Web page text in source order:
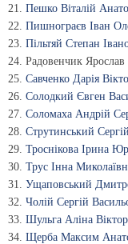
21. Пешко Віталій
22. Пишнограєв Іван
23. Пільтяй Степан
24. Радовенчик
25. Савченко Дарія
26. Солодкий Євген
27. Соломаха Андрій
28. Струтинський
29. Троснікова Ірина
30. Трус Інна
31. Ущаповський
32. Чолій Сергій
33. Шульга Аліна
34. Щерба Максим